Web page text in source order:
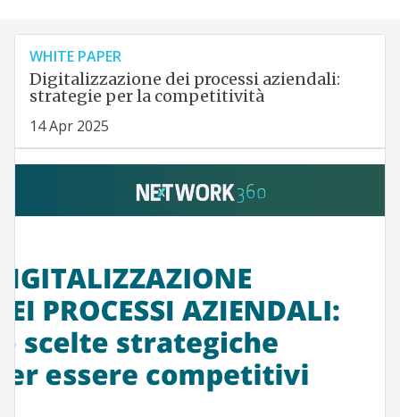
WHITE PAPER
Digitalizzazione dei processi aziendali:
strategie per la competitività
14 Apr 2025